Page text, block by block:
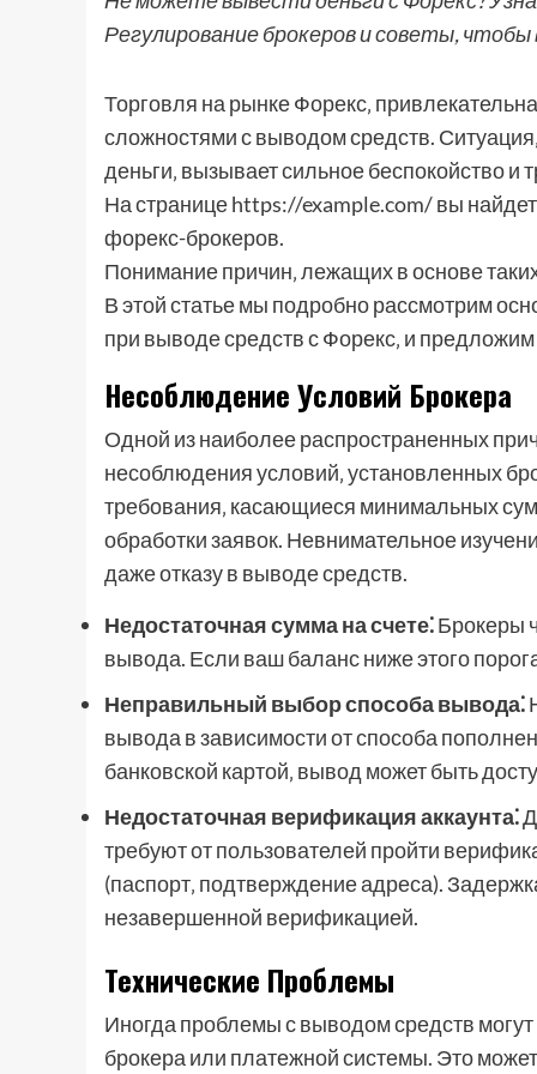
Регулирование брокеров и советы,
Торговля на рынке Форекс‚
сложностями с выводом средств.
деньги‚ вызывает сильное беспокойство
На странице https://example.com/ вы
форекс-брокеров.
Понимание причин‚ лежащих в основе
В этой статье мы подробно рассмотрим
при выводе средств с Форекс‚ и
Несоблюдение Условий Брокера
Одной из наиболее распространенных
несоблюдения условий‚ установленных
требования‚ касающиеся минимальных
обработки заявок. Невнимательное
даже отказу в выводе средств.
Недостаточная сумма на счете⁚Брокеры
вывода. Если ваш баланс ниже этого
Неправильный выбор способа вывода⁚
вывода в зависимости от способа
банковской картой‚ вывод может быть
Недостаточная верификация аккаунта⁚
требуют от пользователей пройти
(паспорт‚ подтверждение адреса).
незавершенной верификацией.
Технические Проблемы
Иногда проблемы с выводом средств могут
брокера или платежной системы. Это